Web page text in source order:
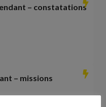
– constatations
– missions